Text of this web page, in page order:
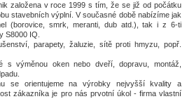
založena v roce 1999 s tím, že se již od počátku
stavebních výplní. V současné době nabízíme jak
(borovice, smrk, meranti, dub atd.), tak i z 6-ti
S8000 IQ.
parapety, žaluzie, sítě proti hmyzu, popř.
s výměnou oken nebo dveří, dopravu, montáž,
se orientujeme na výrobky nejvyšší kvality a
zákazníka je pro nás prvotní úkol - firma vlastní